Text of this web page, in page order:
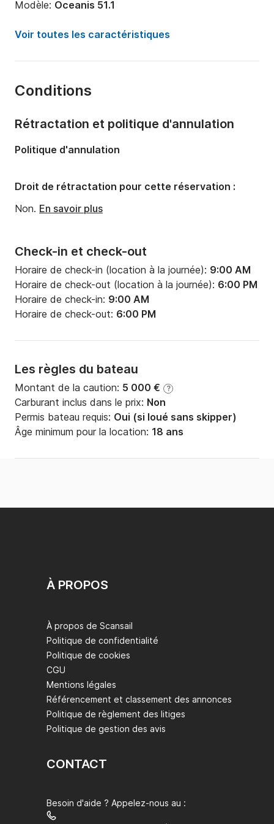
Modèle: Oceanis 51.1
Année:
Nombre de couchages:
Nombre de salles de bains:
Tirant d'eau:2.4m
Puissance moteur:110cv
Voir toutes les caractéristiques
Conditions
Check-in et check-out
Horaire de check-in (location à la journée): 9:00 AM
Horaire de check-out (location à la journée): 6:00 PM
Horaire de check-in: 9:00 AM
Horaire de check-out: 6:00 PM
Les règles du bateau
Montant de la caution: 5 000 € ?
Carburant inclus dans le prix: Non
Permis bateau requis: Oui (si loué sans skipper)
Âge minimum pour la location: 18 ans
Rétractation et politique d'annulation
Politique d'annulation
Droit de rétractation pour cette réservation :
Non. En savoir plus
À PROPOS
À propos de Scansail
Politique de confidentialité
Politique de cookies
CGU
Mentions légales
Référencement et classement des annonces
Politique de règlement des litiges
Politique de gestion des avis
CONTACT
Besoin d'aide ? Appelez-nous au :